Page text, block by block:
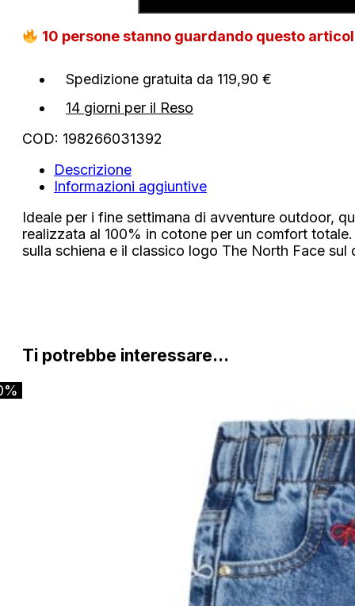
Face
Flora
quantità
10 persone stanno guardando questo
Spedizione gratuita da 119,90 €
14 giorni per il Reso
COD: 198266031392
Descrizione
Informazioni aggiuntive
Ideale per i fine settimana di avventure outdoor,
realizzata al 100% in cotone per un comfort
sulla schiena e il classico logo The North Face sul
Ti potrebbe interessare…